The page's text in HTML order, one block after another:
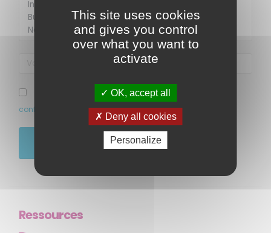
J’ai pris connaissance et accepte la politique de
confidentialité de ce site
Ressources
Membre de
Accueil
Qui sommes-nous ?
Agir
This site uses cookies
and gives you control
over what you want to
activate
OK, accept all
Deny all cookies
Personalize